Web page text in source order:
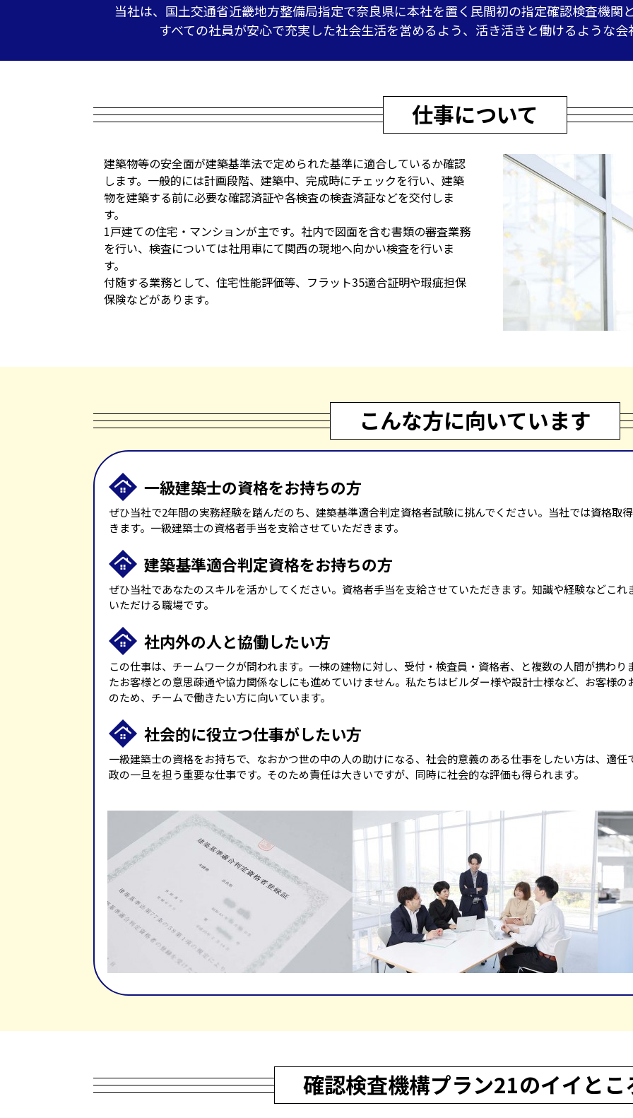
当社は、国土交通省近畿地方整備局指定で奈良県に本社を置く民間初の指定確認検査機関
すべての社員が安心で充実した社会生活を営めるよう、活き活きと働けるような
仕事について
建築物等の安全面が建築基準法で定められた基準に適合しているか確認
します。一般的には計画段階、建築中、完成時にチェックを行い、建築
物を建築する前に必要な確認済証や各検査の検査済証などを交付しま
す。
1戸建ての住宅・マンションが主です。社内で図面を含む書類の審査業務
を行い、検査については社用車にて関西の現地へ向かい検査を行いま
す。
付随する業務として、住宅性能評価等、フラット35適合証明や瑕疵担保
保険などがあります。
こんな方に向いています
一級建築士の資格をお持ちの方
ぜひ当社で2年間の実務経験を踏んだのち、建築基準適合判定資格者試験に挑んでください。当社では資格取
きます。一級建築士の資格者手当を支給させていただきます。
建築基準適合判定資格をお持ちの方
ぜひ当社であなたのスキルを活かしてください。資格者手当を支給させていただきます。知識や経験などこ
いただける職場です。
社内外の人と協働したい方
この仕事は、チームワークが問われます。一棟の建物に対し、受付・検査員・資格者、と複数の人間が携わ
たお客様との意思疎通や協力関係なしにも進めていけません。私たちはビルダー様や設計士様など、お客様
のため、チームで働きたい方に向いています。
社会的に役立つ仕事がしたい方
一級建築士の資格をお持ちで、なおかつ世の中の人の助けになる、社会的意義のある仕事をしたい方は、適
政の一旦を担う重要な仕事です。そのため責任は大きいですが、同時に社会的な評価も得られます。
確認検査機構プラン21のイイとこ